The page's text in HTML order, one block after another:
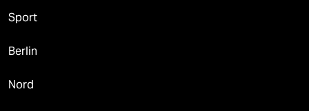
Sport
Berlin
Nord